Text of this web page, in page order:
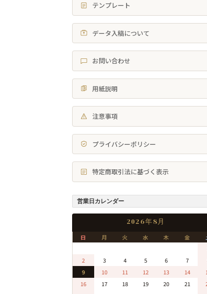
テンプレート
データ入稿について
お問い合わせ
用紙説明
注意事項
プライバシーポリシー
特定商取引法に基づく表示
営業日カレンダー
2026年8月
日 月 火 水 木 金
2
3 4 5 6 7
9
10 11 12 13 14
16
17 18 19 20 21